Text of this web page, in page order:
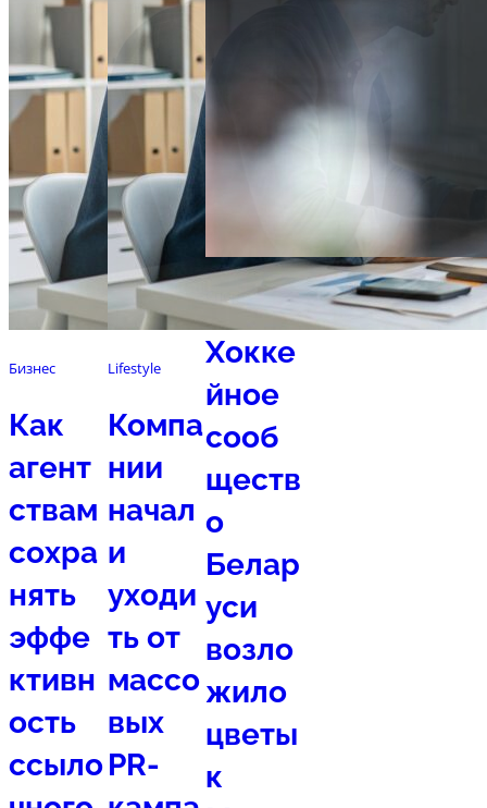
Бизнес
Как
агент
ствам
сохра
нять
эффе
ктивн
ость
ссыло
Lifestyle
Компа
нии
начал
и
уходи
ть от
массо
вых
PR-
Спорт
Хокке
йное
сооб
ществ
о
Белар
уси
возло
жило
цветы
к